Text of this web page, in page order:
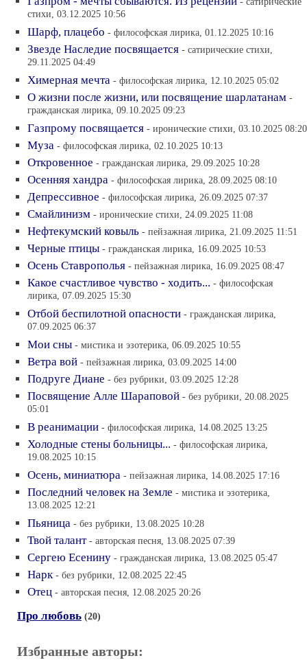
стихи, 03.12.2025 10:56
Шарф, плацебо - философская лирика, 01.12.2025 10:16
Звезде Наследие посвящается - сатирические стихи,
29.11.2025 04:49
Химерная мечта - философская лирика, 12.10.2025 05:02
О жизни после жизни, или посвящение шарлатанам -
гражданская лирика, 09.10.2025 09:23
Газпрому посвящается - иронические стихи, 03.10.2025 08:20
Муза - философская лирика, 02.10.2025 10:13
Откровенное - гражданская лирика, 29.09.2025 10:28
Осенняя хандра - философская лирика, 28.09.2025 08:10
Депрессивное - философская лирика, 26.09.2025 07:37
Смайлинизм - иронические стихи, 24.09.2025 11:08
Нефтекумский ковыль - пейзажная лирика, 21.09.2025 11:51
Черные птицы - гражданская лирика, 16.09.2025 10:53
Осень Ставрополья - пейзажная лирика, 16.09.2025 08:47
Какое счастливое чувство - ходить... - философская
лирика, 07.09.2025 15:30
Отбой беспилотной опасности - гражданская лирика,
07.09.2025 06:37
Мои сны - мистика и эзотерика, 06.09.2025 10:55
Ветра вой - пейзажная лирика, 03.09.2025 14:00
Подруге Диане - без рубрики, 03.09.2025 12:28
Посвящение Алле Шараповой - без рубрики, 20.08.2025
05:01
В реанимации - философская лирика, 14.08.2025 13:25
Холодные стены больницы... - философская лирика,
19.08.2025 10:15
Осень, миниатюра - пейзажная лирика, 14.08.2025 17:16
Последний человек на Земле - мистика и эзотерика,
13.08.2025 12:21
Пьяница - без рубрики, 13.08.2025 10:28
Твой талант - авторская песня, 13.08.2025 07:39
Сергею Есенину - гражданская лирика, 13.08.2025 05:47
Нарк - без рубрики, 12.08.2025 22:45
Отец - авторская песня, 12.08.2025 20:26
Про любовь (20)
Избранные авторы: